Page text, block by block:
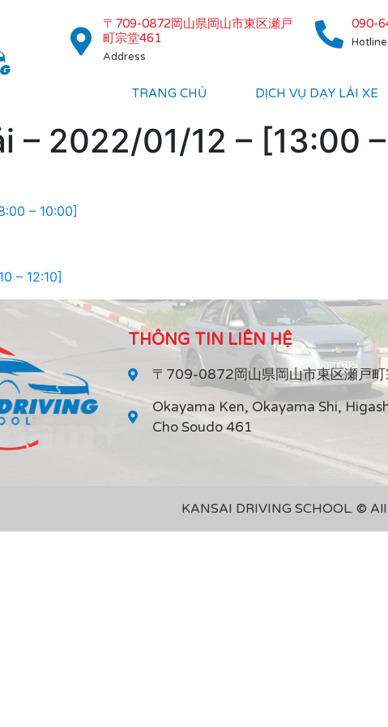
〒709-0872岡山県岡山市東区瀬戸
町宗堂461
Address
090-
Hotline
TRANG CHỦ DỊCH VỤ DẠY LÁI XE
– 2022/01/12 – [13:00
– 10:00]
– 12:10]
THÔNG TIN LIÊN HỆ
〒709-0872岡山県岡山市東区瀬戸
Okayama Ken, Okayama Shi,
Cho Soudo 461
KANSAI DRIVING SCHOOL. ©